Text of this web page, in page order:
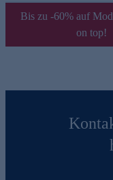
Bis zu -60% auf
on top!